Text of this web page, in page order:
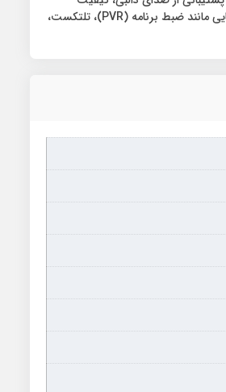
صوتی مطلوبی فراهم می‌کنند. این مدل دارای دو پورت HDMI، یک پورت USB، ورودی AV و VGA بوده و از گیرنده دیجیتال داخلی DVB-T/T2 پشتیبانی می‌کند. همچنین قابلیت‌هایی مانند ضبط برنامه (PVR)، تلتکست،